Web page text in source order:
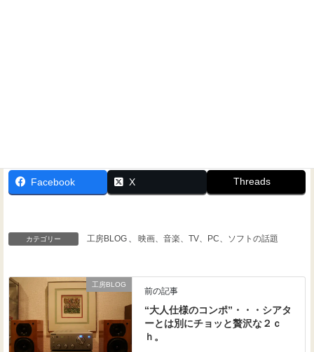
Facebook X Threads
カテゴリー 工房BLOG 映画、音楽、TV、PC、ソフトの話題
工房BLOG
前の記事
“大人仕様のコンポ”・・・シアタ
ーとは別にチョッと贅沢な２ｃ
ｈ。